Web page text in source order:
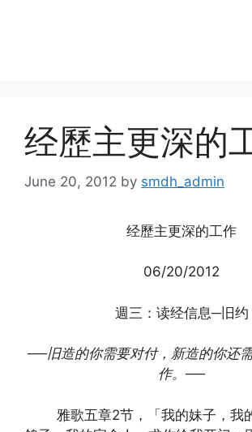
经歷主更深的
June 20, 2012 by smdh_admin
经歷主更深的工作
06/20/2012
週三：读经信息─旧约
──旧造的你需要对付，新造的你还
作。 ──
雅歌五章2节，「我的妹子，我